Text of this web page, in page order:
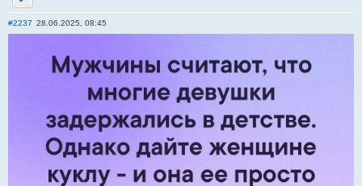
Отправить личное сообщение
#2237 28.06.2025, 08:45